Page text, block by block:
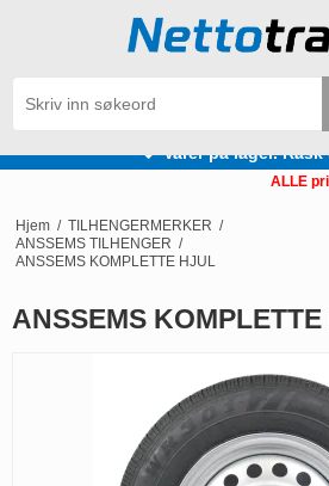
Varer på lager. Rask
ALLE
Hjem / TILHENGERMERKER /
ANSSEMS TILHENGER /
ANSSEMS KOMPLETTE HJUL
ANSSEMS